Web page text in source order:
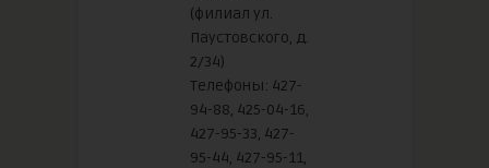
(филиал ул.
Паустовского, д.
2/34)
Телефоны: 427-
94-88, 425-04-16,
427-95-33, 427-
95-44, 427-95-11,